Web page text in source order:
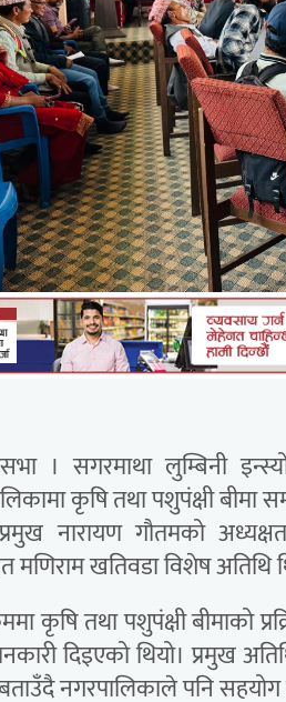
। सगरमाथा लुम्बिनी
कृषि तथा पशुपंक्षी
नारायण गौतमको
खतिवडा विशेष अतिथि
कृषि तथा पशुपंक्षी बीमाको
दिइएको थियो। प्रमुख
नगरपालिकाले पनि सहयोग